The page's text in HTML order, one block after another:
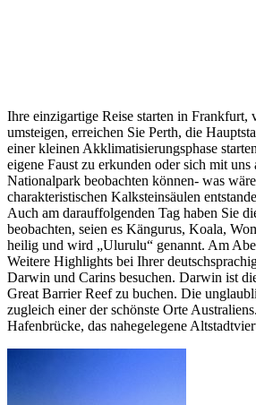
Ihre einzigartige Reise starten in
umsteigen, erreichen Sie Perth, die
einer kleinen Akklimatisierungsphase
eigene Faust zu erkunden oder sich mit
Nationalpark beobachten können- was
charakteristischen Kalksteinsäulen
Auch am darauffolgenden Tag haben Sie
beobachten, seien es Kängurus, Koala,
heilig und wird „Ulurulu“ genannt. Am
Weitere Highlights bei Ihrer
Darwin und Carins besuchen. Darwin ist
Great Barrier Reef zu buchen. Die
zugleich einer der schönste Orte
Hafenbrücke, das nahegelegene